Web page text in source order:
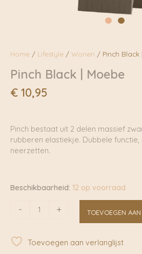
Home / Lifestyle / Wonen / Pinch Black
Pinch Black | Moebe
€ 10,95
Pinch bestaat uit 2 delen massief
rubberen elastiekje. Dubbele
neerzetten.
Beschikbaarheid: 12 op voorraad
-
Moebe
aantal
+ TOEVOEGEN
Toevoegen aan verlanglijst